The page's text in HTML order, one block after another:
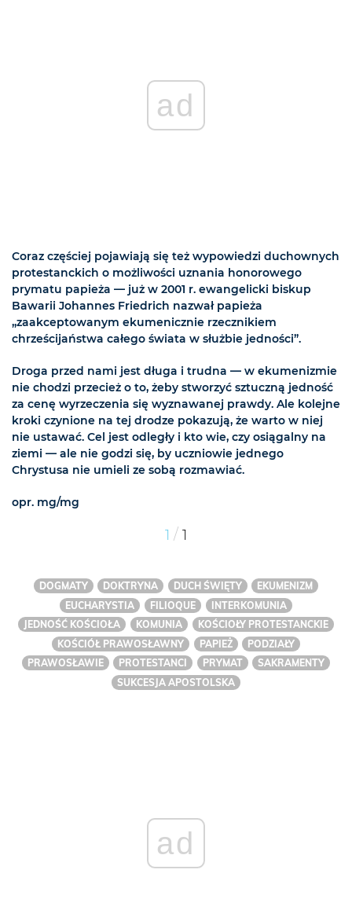
ad
Coraz częściej pojawiają się też wypowiedzi duchownych
protestanckich o możliwości uznania honorowego
prymatu papieża — już w 2001 r. ewangelicki biskup
Bawarii Johannes Friedrich nazwał papieża
„zaakceptowanym ekumenicznie rzecznikiem
chrześcijaństwa całego świata w służbie jedności”.
Droga przed nami jest długa i trudna — w ekumenizmie
nie chodzi przecież o to, żeby stworzyć sztuczną jedność
za cenę wyrzeczenia się wyznawanej prawdy. Ale kolejne
kroki czynione na tej drodze pokazują, że warto w niej
nie ustawać. Cel jest odległy i kto wie, czy osiągalny na
ziemi — ale nie godzi się, by uczniowie jednego
Chrystusa nie umieli ze sobą rozmawiać.
opr. mg/mg
1 / 1
DOGMATY DOKTRYNA DUCH ŚWIĘTY
EKUMENIZM
EUCHARYSTIA
FILIOQUE
INTERKOMUNIA
JEDNOŚĆ KOŚCIOŁA
KOMUNIA
KOŚCIOŁY PROTESTANCKIE
KOŚCIÓŁ PRAWOSŁAWNY
PAPIEŻ
PODZIAŁY
PRAWOSŁAWIE
PROTESTANCI PRYMAT
SAKRAMENTY
SUKCESJA APOSTOLSKA
ad